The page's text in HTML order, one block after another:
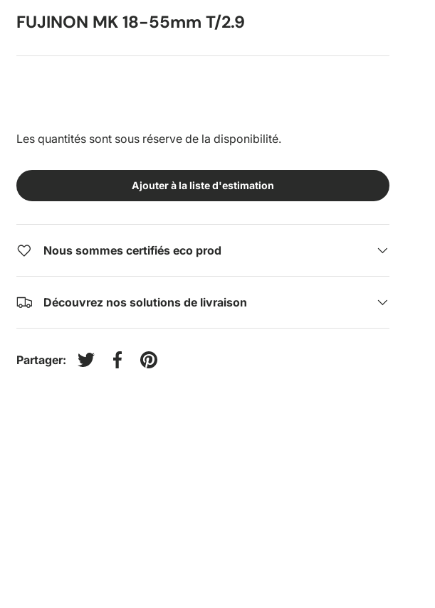
FUJINON MK 18-55mm T/2.9
Les quantités sont sous réserve de la disponibilité.
Ajouter à la liste d'estimation
Nous sommes certifiés eco prod
Découvrez nos solutions de livraison
Partager:
Tweeter sur Twitter
Partager sur Facebook
Épingler sur Pinterest